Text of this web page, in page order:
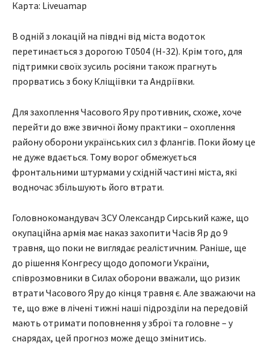
Карта: Liveuamap
В одній з локацій на півдні від міста водоток
перетинається з дорогою Т0504 (Н-32). Крім того, для
підтримки своїх зусиль росіяни також прагнуть
прорватись з боку Кліщіївки та Андріївки.
Для захоплення Часового Яру противник, схоже, хоче
перейти до вже звичної йому практики – охоплення
району оборони українських сил з флангів. Поки йому це
не дуже вдається. Тому ворог обмежується
фронтальними штурмами у східній частині міста, які
водночас збільшують його втрати.
Головнокомандувач ЗСУ Олександр Сирський каже, що
окупаційна армія має наказ захопити Часів Яр до 9
травня, що поки не виглядає реалістичним. Раніше, ще
до рішення Конгресу щодо допомоги України,
співрозмовники в Силах оборони вважали, що ризик
втрати Часового Яру до кінця травня є. Але зважаючи на
те, що вже в лічені тижні наші підрозділи на передовій
мають отримати поповнення у зброї та головне – у
снарядах, цей прогноз може дещо змінитись.